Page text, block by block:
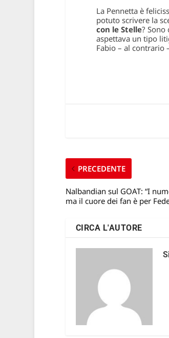
La Pennetta è
potuto scrivere la
con le Stelle? Sono
aspettava un tipo
Fabio – al contrario
PRECEDENTE
Nalbandian sul GOAT: “I
ma il cuore dei fan è per
CIRCA L'AUTORE